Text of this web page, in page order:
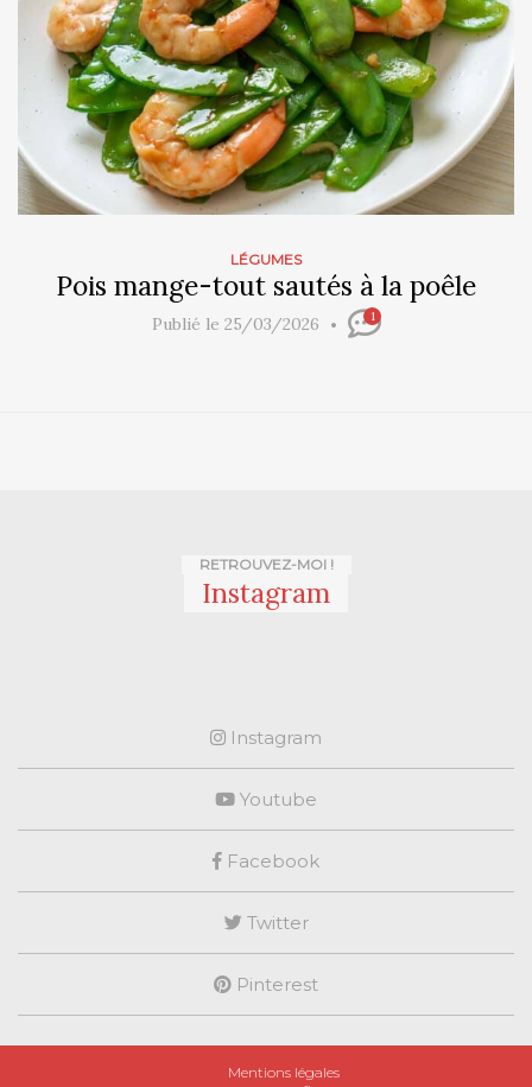
LÉGUMES
Pois mange-tout sautés à la poêle
Publié le 25/03/2026 1
RETROUVEZ-MOI !
Instagram
Instagram
Youtube
Facebook
Twitter
Pinterest
Mentions légales